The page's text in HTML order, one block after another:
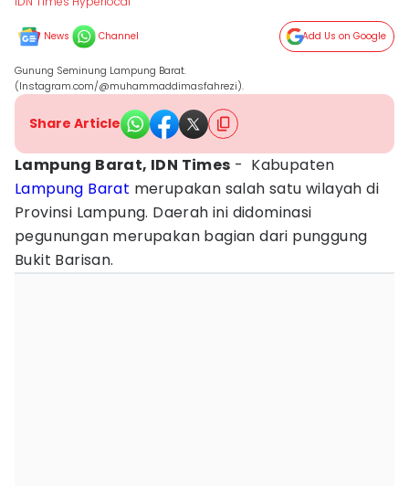
News Channel Add Us on Google
Gunung Seminung Lampung Barat.
(Instagram.com/@muhammaddimasfahrezi).
Share Article
Lampung Barat, IDN Times - Kabupaten
Lampung Barat merupakan salah satu wilayah di
Provinsi Lampung. Daerah ini didominasi
pegunungan merupakan bagian dari punggung
Bukit Barisan.